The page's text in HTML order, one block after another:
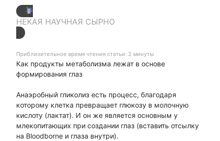
НЕКАЯ НАУЧНАЯ СЫРНО
Приблизительное время чтения статьи: 2 минуты
Как продукты метаболизма лежат в основе
формирования глаз
Анаэробный гликолиз есть процесс, благодаря
которому клетка превращает глюкозу в молочную
кислоту (лактат). И он же является основным у
млекопитающих при создании глаз (вставить отсылку
на Bloodborne и глаза внутри).